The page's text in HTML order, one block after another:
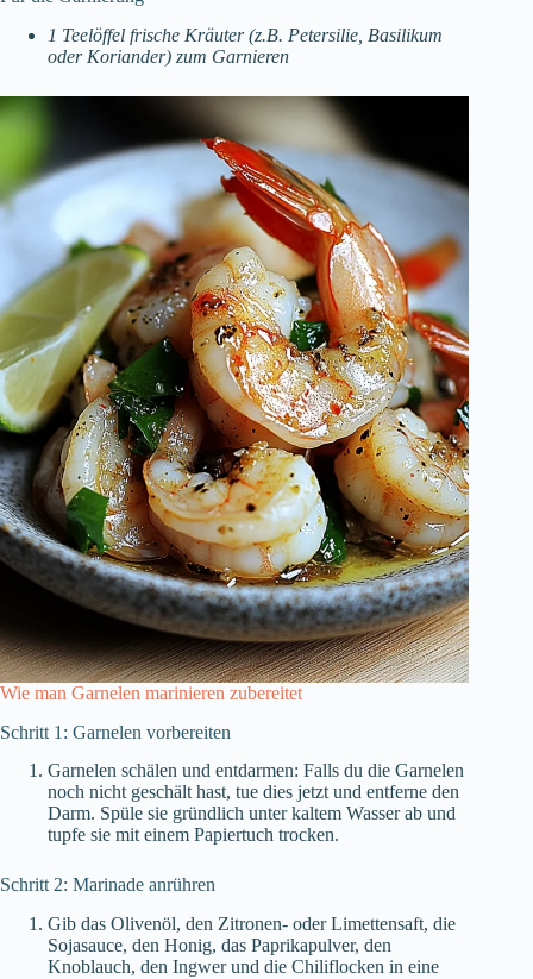
1 Teelöffel frische Kräuter (z.B. Petersilie, Basilikum
oder Koriander) zum Garnieren
Wie man Garnelen marinieren zubereitet
Schritt 1: Garnelen vorbereiten
Garnelen schälen und entdarmen: Falls du die Garnelen
noch nicht geschält hast, tue dies jetzt und entferne den
Darm. Spüle sie gründlich unter kaltem Wasser ab und
tupfe sie mit einem Papiertuch trocken.
Schritt 2: Marinade anrühren
Gib das Olivenöl, den Zitronen- oder Limettensaft, die
Sojasauce, den Honig, das Paprikapulver, den
Knoblauch, den Ingwer und die Chiliflocken in eine